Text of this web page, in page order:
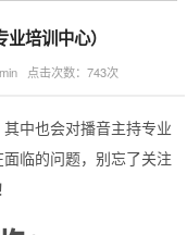
培训中心）
点击次数：743次
中也会对播音主持专业
临的问题，别忘了关注